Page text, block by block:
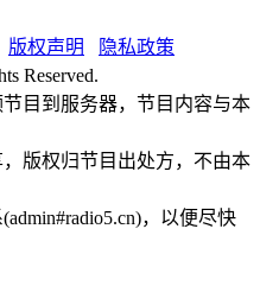
版权声明
隐私政策
Reserved.
目到服务器，节目内容与本
版权归节目出处方，不由本
，以便尽快